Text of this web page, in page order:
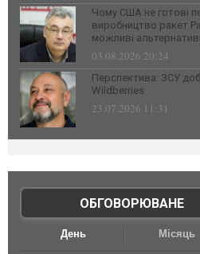
Чому США не готові
виробництво ракет
можливі
03.08.2026 20:24
Перспектива: ЗСУ
Wildberries
23.07.2026 11:31
ОБГОВОРЮВАНЕ|
День Місяць